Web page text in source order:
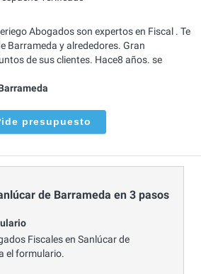
Abogados son expertos en Fiscal . Te
Barrameda y alrededores. Gran
de sus clientes. Hace8 años. se
presupuesto
de Barrameda en 3 pasos
Fiscales en Sanlúcar de
el formulario.